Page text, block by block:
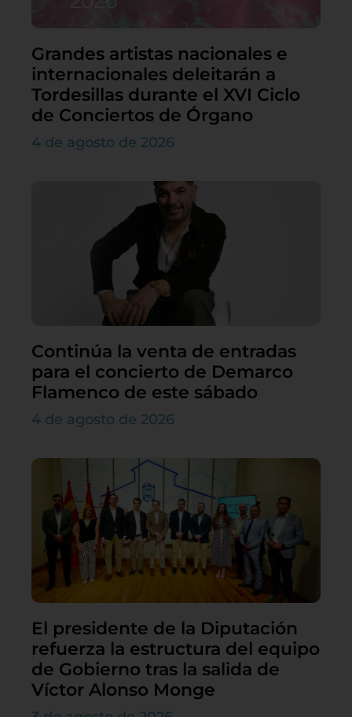
Grandes artistas nacionales e
internacionales deleitarán a
Tordesillas durante el XVI Ciclo
de Conciertos de Órgano
4 de agosto de 2026
Continúa la venta de entradas
para el concierto de Demarco
Flamenco de este sábado
4 de agosto de 2026
El presidente de la Diputación
refuerza la estructura del equipo
de Gobierno tras la salida de
Víctor Alonso Monge